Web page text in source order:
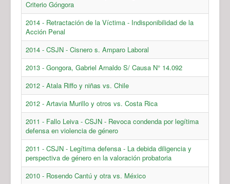
Criterio Góngora
2014 - Retractación de la Víctima - Indisponibilidad de la
Acción Penal
2014 - CSJN - Cisnero s. Amparo Laboral
2013 - Gongora, Gabriel Arnaldo S/ Causa N° 14.092
2012 - Atala Riffo y niñas vs. Chile
2012 - Artavia Murillo y otros vs. Costa Rica
2011 - Fallo Leiva - CSJN - Revoca condenda por legítima
defensa en violencia de género
2011 - CSJN - Legítima defensa - La debida diligencia y
perspectiva de género en la valoración probatoria
2010 - Rosendo Cantú y otra vs. México